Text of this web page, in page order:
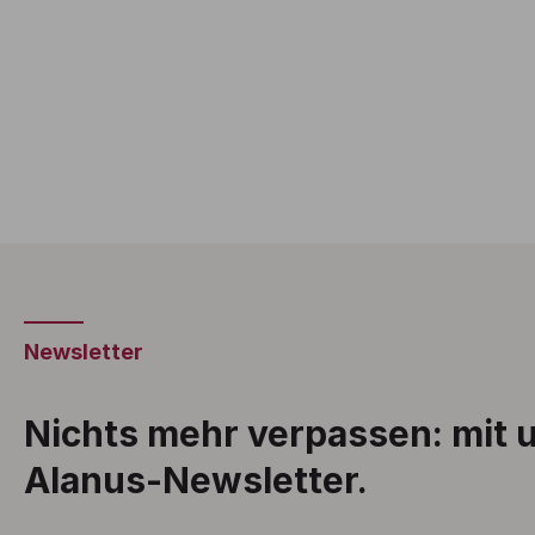
Newsletter
Nichts mehr verpassen: mit
Alanus-Newsletter.